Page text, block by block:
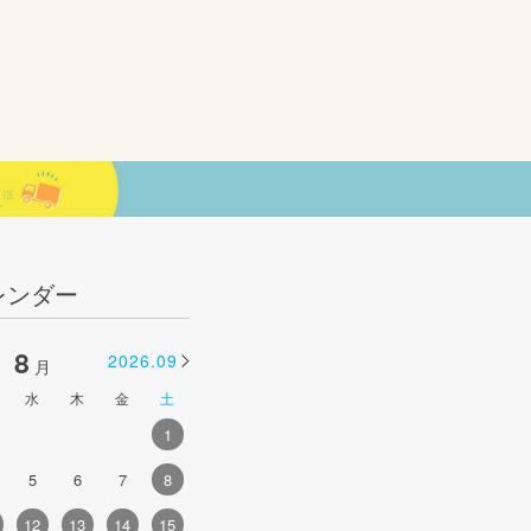
ダー
8 月 2026.09
水 木 金 土
1
5 6 7
8
12 13 14
15